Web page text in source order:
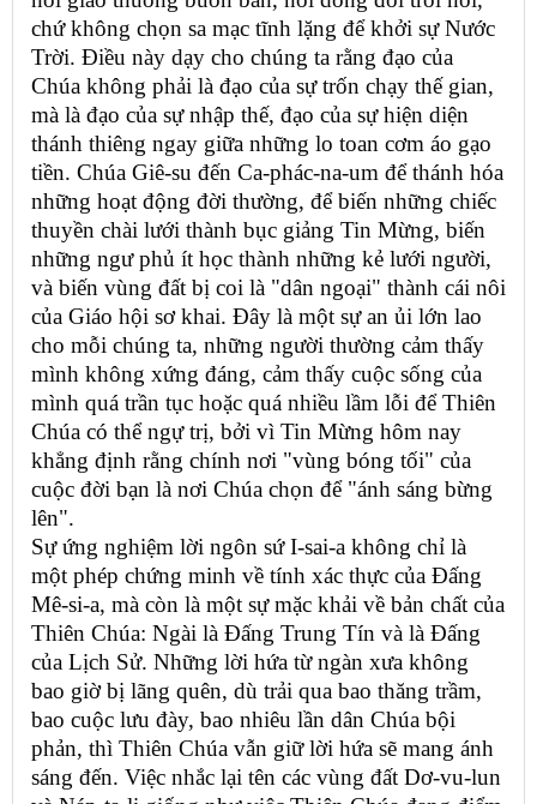
chứ không chọn sa mạc tĩnh lặng để khởi sự Nước
Trời. Điều này dạy cho chúng ta rằng đạo của
Chúa không phải là đạo của sự trốn chạy thế gian,
mà là đạo của sự nhập thế, đạo của sự hiện diện
thánh thiêng ngay giữa những lo toan cơm áo gạo
tiền. Chúa Giê-su đến Ca-phác-na-um để thánh hóa
những hoạt động đời thường, để biến những chiếc
thuyền chài lưới thành bục giảng Tin Mừng, biến
những ngư phủ ít học thành những kẻ lưới người,
và biến vùng đất bị coi là "dân ngoại" thành cái nôi
của Giáo hội sơ khai. Đây là một sự an ủi lớn lao
cho mỗi chúng ta, những người thường cảm thấy
mình không xứng đáng, cảm thấy cuộc sống của
mình quá trần tục hoặc quá nhiều lầm lỗi để Thiên
Chúa có thể ngự trị, bởi vì Tin Mừng hôm nay
khẳng định rằng chính nơi "vùng bóng tối" của
cuộc đời bạn là nơi Chúa chọn để "ánh sáng bừng
lên".
Sự ứng nghiệm lời ngôn sứ I-sai-a không chỉ là
một phép chứng minh về tính xác thực của Đấng
Mê-si-a, mà còn là một sự mặc khải về bản chất của
Thiên Chúa: Ngài là Đấng Trung Tín và là Đấng
của Lịch Sử. Những lời hứa từ ngàn xưa không
bao giờ bị lãng quên, dù trải qua bao thăng trầm,
bao cuộc lưu đày, bao nhiêu lần dân Chúa bội
phản, thì Thiên Chúa vẫn giữ lời hứa sẽ mang ánh
sáng đến. Việc nhắc lại tên các vùng đất Dơ-vu-lun